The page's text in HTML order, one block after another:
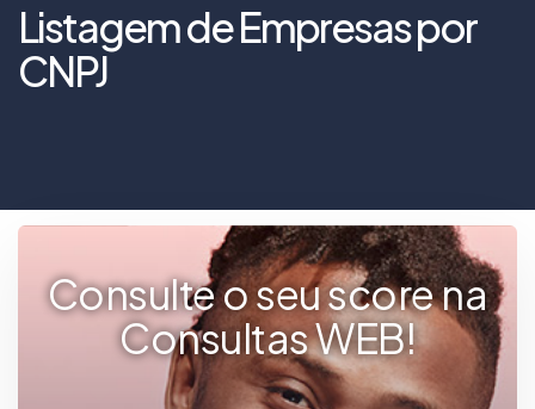
Listagem de Empresas por
CNPJ
Consulte o seu score na
Consultas WEB!